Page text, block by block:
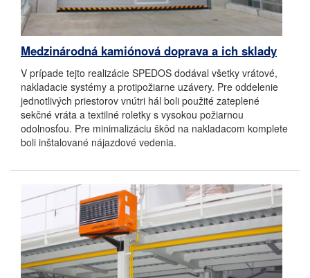
Medzinárodná kamiónová doprava a ich sklady
V prípade tejto realizácie SPEDOS dodával všetky vrátové,
nakladacie systémy a protipožiarne uzávery. Pre oddelenie
jednotlivých priestorov vnútri hál boli použité zateplené
sekčné vráta a textilné roletky s vysokou požiarnou
odolnosťou. Pre minimalizáciu škôd na nakladacom komplete
boli inštalované nájazdové vedenia.